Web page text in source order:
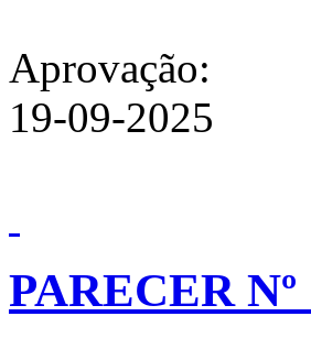
Aprovação:
19-09-2025
PARECER Nº